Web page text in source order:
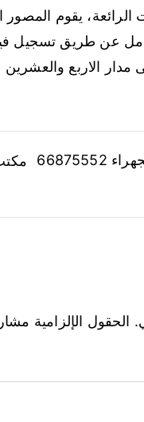
الرائعة، يقوم
عن طريق تسجيل
الاربع
مكتب مستلزمات افراح جنوب الجهراء 66875552
الحقول الإلزامية مشار